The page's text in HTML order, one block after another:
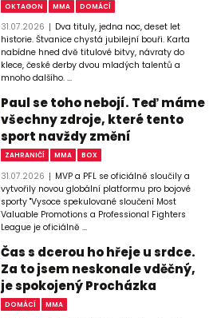
OKTAGON MMA DOMÁCÍ
31.07.2026
Dva tituly, jedna noc, deset let
historie. Štvanice chystá jubilejní bouři. Karta
nabídne hned dvě titulové bitvy, návraty do
klece, české derby dvou mladých talentů a
mnoho dalšího. ...
Paul se toho nebojí. Teď máme
všechny zdroje, které tento
sport navždy změní
ZAHRANIČÍ MMA BOX
31.07.2026
MVP a PFL se oficiálně sloučily a
vytvořily novou globální platformu pro bojové
sporty "Vysoce spekulované sloučení Most
Valuable Promotions a Professional Fighters
League je oficiálně ...
Čas s dcerou ho hřeje u srdce.
Za to jsem neskonale vděčný,
je spokojený Procházka
DOMÁCÍ MMA